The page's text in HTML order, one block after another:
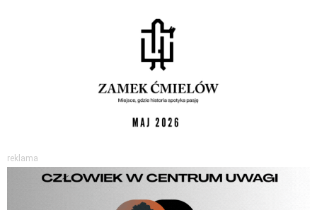
reklama